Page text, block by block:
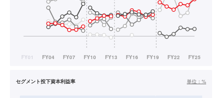
セグメント投下資本利益率 単位： %